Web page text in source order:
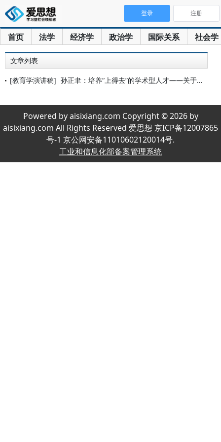
首页 法学 经济学 政治学 国际关系 社会学
登录 注册
文章列表
[教育学演讲稿] 孙正聿：培养“上得去”的学术型人才——关于哲学拔尖人才培养的
Powered by aisixiang.com Copyright © 2026 by
aisixiang.com All Rights Reserved 爱思想 京ICP备12007865
号-1 京公网安备11010602120014号.
工业和信息化部备案管理系统